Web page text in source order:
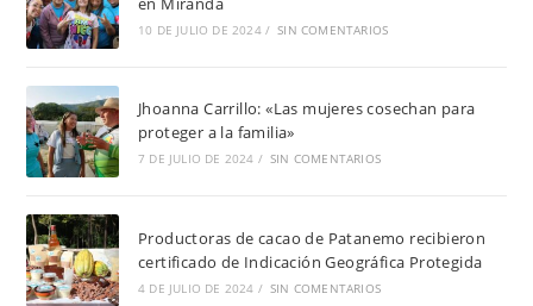
10 DE JULIO DE 2024 / SIN COMENTARIOS
Jhoanna Carrillo: «Las mujeres cosechan para
proteger a la familia»
7 DE JULIO DE 2024 / SIN COMENTARIOS
Productoras de cacao de Patanemo recibieron
certificado de Indicación Geográfica Protegida
4 DE JULIO DE 2024 / SIN COMENTARIOS